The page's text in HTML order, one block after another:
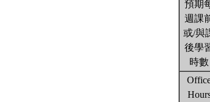
預期
週課
或/與
後學
時數